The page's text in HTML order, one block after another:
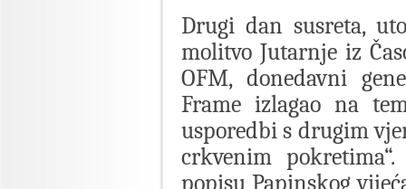
Drugi dan susreta,
molitvo Jutarnje iz
OFM, donedavni
Frame izlagao na
usporedbi s drugim
crkvenim
popisu Papinskog